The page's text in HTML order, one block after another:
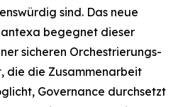
sind. Das neue
begegnet dieser
sicheren Orchestrierungs-
die die Zusammenarbeit
Governance durchsetzt